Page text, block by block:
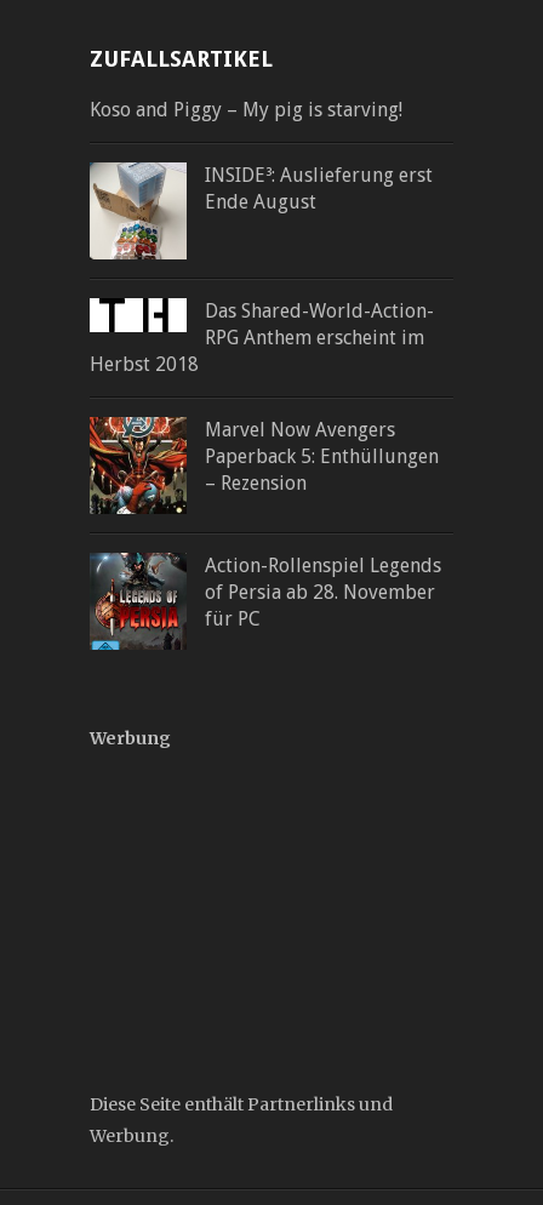
ZUFALLSARTIKEL
Koso and Piggy – My pig is starving!
INSIDE³: Auslieferung erst
Ende August
Das Shared-World-Action-
RPG Anthem erscheint im
Herbst 2018
Marvel Now Avengers
Paperback 5: Enthüllungen
– Rezension
Action-Rollenspiel Legends
of Persia ab 28. November
für PC
Werbung
Diese Seite enthält Partnerlinks und
Werbung.